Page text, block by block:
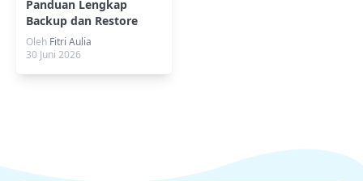
Panduan Lengkap
Backup dan Restore
MongoDB di Docker
Oleh Fitri Aulia
30 Juni 2026